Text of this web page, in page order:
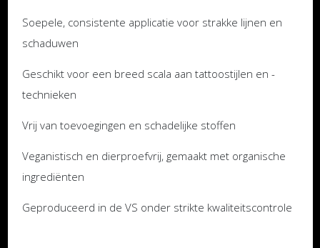
Soepele, consistente applicatie voor strakke lijnen en
schaduwen
Geschikt voor een breed scala aan tattoostijlen en -
technieken
Vrij van toevoegingen en schadelijke stoffen
Veganistisch en dierproefvrij, gemaakt met organische
ingrediënten
Geproduceerd in de VS onder strikte kwaliteitscontrole